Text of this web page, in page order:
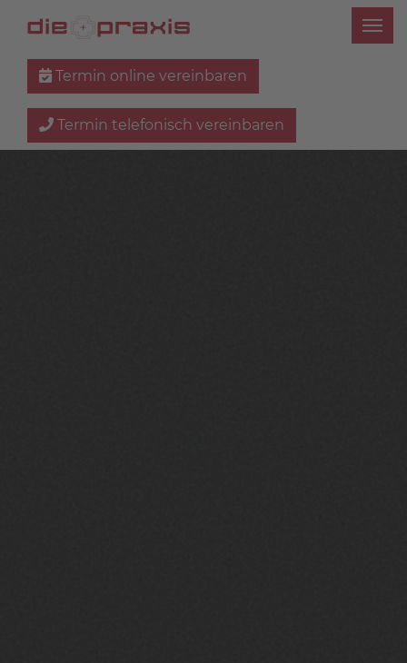
Termin online vereinbaren
Termin telefonisch vereinbaren